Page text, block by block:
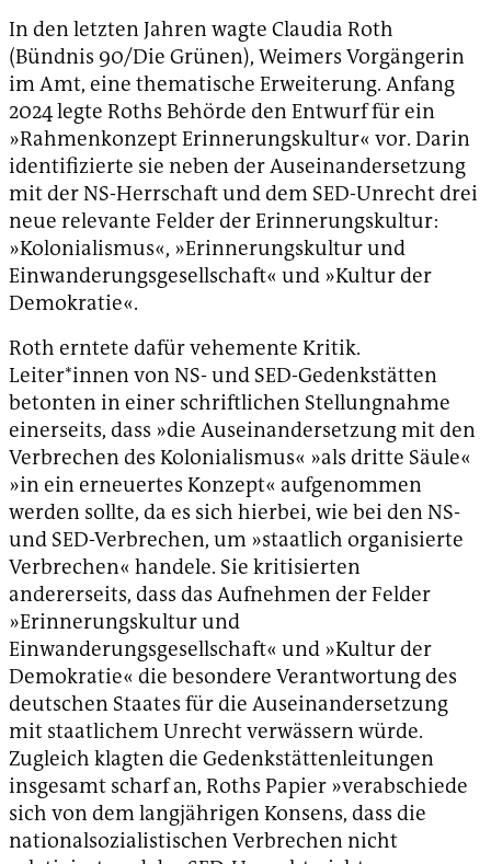
In den letzten Jahren wagte Claudia Roth
(Bündnis 90/Die Grünen), Weimers Vorgängerin
im Amt, eine thematische Erweiterung. Anfang
2024 legte Roths Behörde den Entwurf für ein
»Rahmenkonzept Erinnerungskultur« vor. Darin
identifizierte sie neben der Auseinandersetzung
mit der NS-Herrschaft und dem SED-Unrecht drei
neue relevante Felder der Erinnerungskultur:
»Kolonialismus«, »Erinnerungskultur und
Einwanderungsgesellschaft« und »Kultur der
Demokratie«.
Roth erntete dafür vehemente Kritik.
Leiter*innen von NS- und SED-Gedenkstätten
betonten in einer schriftlichen Stellungnahme
einerseits, dass »die Auseinandersetzung mit den
Verbrechen des Kolonialismus« »als dritte Säule«
»in ein erneuertes Konzept« aufgenommen
werden sollte, da es sich hierbei, wie bei den NS-
und SED-Verbrechen, um »staatlich organisierte
Verbrechen« handele. Sie kritisierten
andererseits, dass das Aufnehmen der Felder
»Erinnerungskultur und
Einwanderungsgesellschaft« und »Kultur der
Demokratie« die besondere Verantwortung des
deutschen Staates für die Auseinandersetzung
mit staatlichem Unrecht verwässern würde.
Zugleich klagten die Gedenkstättenleitungen
insgesamt scharf an, Roths Papier »verabschiede
sich von dem langjährigen Konsens, dass die
nationalsozialistischen Verbrechen nicht